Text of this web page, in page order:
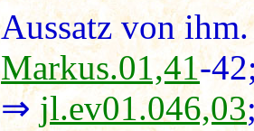
Aussatz von
Markus.01,41-
⇒ jl.ev01.046,03